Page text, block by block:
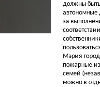
должны
автономные
за
Мэрия
пожарные
семей
можно в